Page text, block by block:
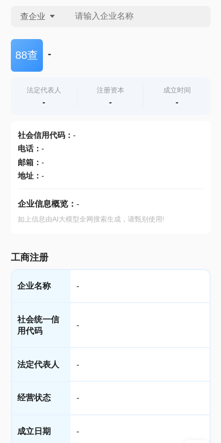
查企业
查企业
查产地
88查 -
法定代表人
-
注册资本
-
成立时间
-
社会信用代码： -
电话： -
邮箱： -
地址： -
企业信息概览： -
如上信息由AI大模型全网搜索生成，请甄别使用!
工商注册
企业名称 -
社会统一信
用代码
-
法定代表人 -
经营状态 -
成立日期 -